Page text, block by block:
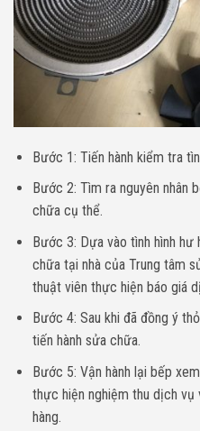
Bước 1: Tiến hành kiểm tra
Bước 2: Tìm ra nguyên nhân
chữa cụ thể.
Bước 3: Dựa vào tình hình
chữa tại nhà của Trung tâm
thuật viên thực hiện báo giá
Bước 4: Sau khi đã đồng ý
tiến hành sửa chữa.
Bước 5: Vận hành lại bếp
thực hiện nghiệm thu dịch vụ
hàng.